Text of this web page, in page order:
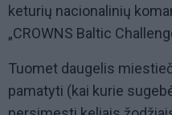
keturių nacionalinių
„CROWNS Baltic
Tuomet daugelis
pamatyti (kai kurie